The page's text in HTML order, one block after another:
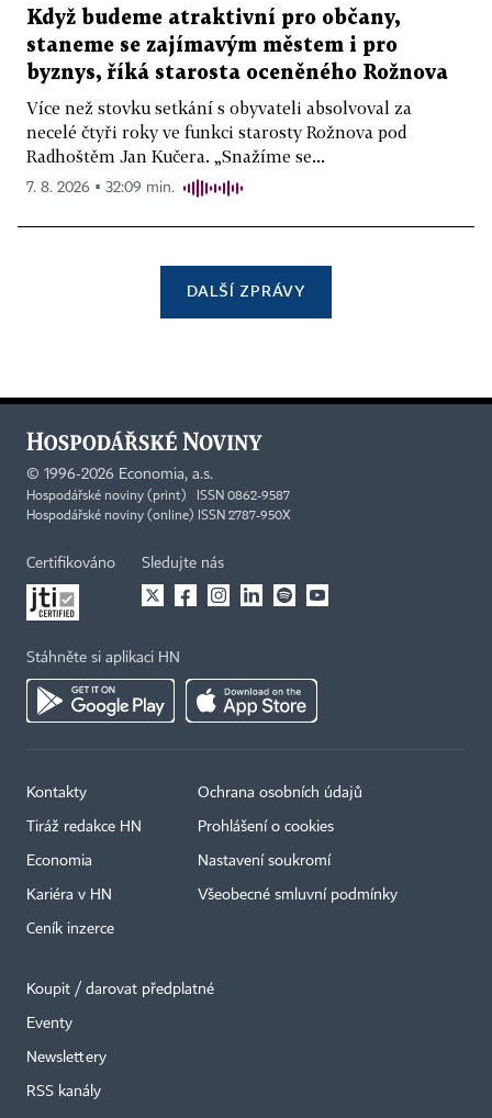
Když budeme atraktivní pro občany,
staneme se zajímavým městem i pro
byznys, říká starosta oceněného Rožnova
Více než stovku setkání s obyvateli absolvoval za
necelé čtyři roky ve funkci starosty Rožnova pod
Radhoštěm Jan Kučera. „Snažíme se...
7. 8. 2026 ▪ 32:09 min.
DALŠÍ ZPRÁVY
© 1996-2026 Economia, a.s.
Hospodářské noviny (print) ISSN 0862-9587
Hospodářské noviny (online) ISSN 2787-950X
Certifikováno Sledujte nás
Stáhněte si aplikaci HN
Kontakty
Tiráž redakce HN
Economia
Kariéra v HN
Ceník inzerce
Ochrana osobních údajů
Prohlášení o cookies
Nastavení soukromí
Všeobecné smluvní podmínky
Koupit / darovat předplatné
Eventy
Newslettery
RSS kanály